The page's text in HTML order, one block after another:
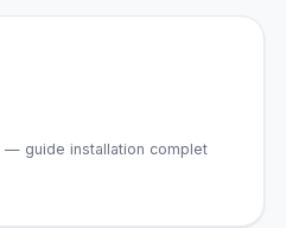
— guide installation complet